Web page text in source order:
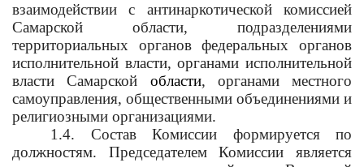
взаимодействии с антинаркотической комиссией
Самарской области, подразделениями
территориальных органов федеральных органов
исполнительной власти, органами исполнительной
власти Самарской области, органами местного
самоуправления, общественными объединениями и
религиозными организациями.
1.4. Состав Комиссии формируется по
должностям. Председателем Комиссии является